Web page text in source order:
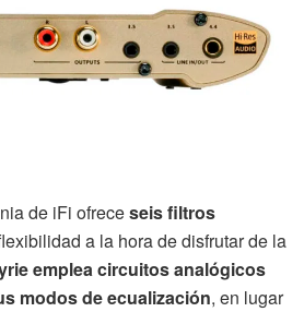
de iFi ofreceseis filtros
a la hora de disfrutar de la
emplea circuitos analógicos
modos de ecualización, en lugar